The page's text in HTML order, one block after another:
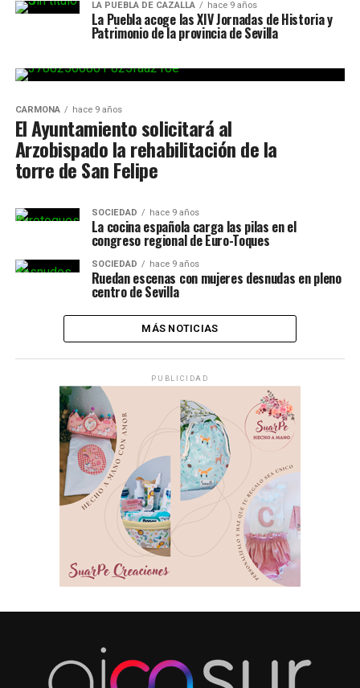
LA PUEBLA DE CAZALLA hace 9 años
La Puebla acoge las XIV Jornadas de Historia y
Patrimonio de la provincia de Sevilla
CARMONA hace 9 años
El Ayuntamiento solicitará al
Arzobispado la rehabilitación de la
torre de San Felipe
SOCIEDAD hace 9 años
La cocina española carga las pilas en el
congreso regional de Euro-Toques
SOCIEDAD hace 9 años
Ruedan escenas con mujeres desnudas en pleno
centro de Sevilla
MÁS NOTICIAS
PUBLICIDAD